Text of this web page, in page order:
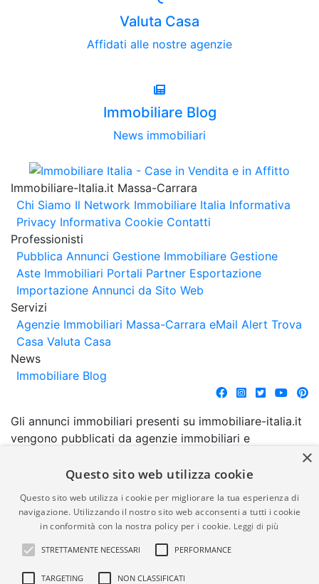
Valuta Casa
Affidati alle nostre agenzie
Immobiliare Blog
News immobiliari
Immobiliare-Italia.it Massa-Carrara
Chi Siamo Il Network Immobiliare Italia Informativa
Privacy Informativa Cookie Contatti
Professionisti
Pubblica Annunci Gestione Immobiliare Gestione
Aste Immobiliari Portali Partner Esportazione
Importazione Annunci da Sito Web
Servizi
Agenzie Immobiliari Massa-Carrara eMail Alert Trova
Casa Valuta Casa
News
Immobiliare Blog
Gli annunci immobiliari presenti su immobiliare-italia.it
vengono pubblicati da agenzie immobiliari e
comporta l'approvazione o l'avallo da parte di
garanzia da parte di quest'ultima. immobiliare-italia.it
quindi non è responsabile della veridicità, della
correttezza, della completezza, della normativa in
materia di privacy e/o di alcun altro aspetto dei
suddetti annunci.
×
Questo sito web utilizza cookie
Questo sito web utilizza i cookie per migliorare la tua esperienza di
navigazione. Utilizzando il nostro sito web acconsenti a tutti i cookie
in conformità con la nostra policy per i cookie. Leggi di più
STRETTAMENTE NECESSARI PERFORMANCE
TARGETING NON CLASSIFICATI